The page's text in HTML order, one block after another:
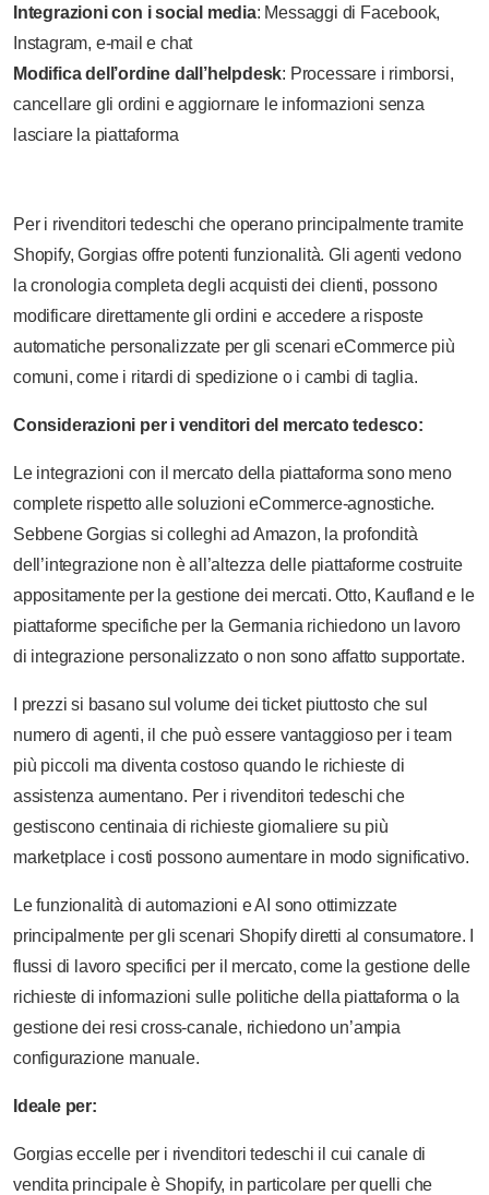
Integrazioni con i social media: Messaggi di Facebook,
Instagram, e-mail e chat
Modifica dell’ordine dall’helpdesk: Processare i rimborsi,
cancellare gli ordini e aggiornare le informazioni senza
lasciare la piattaforma
Per i rivenditori tedeschi che operano principalmente tramite
Shopify, Gorgias offre potenti funzionalità. Gli agenti vedono
la cronologia completa degli acquisti dei clienti, possono
modificare direttamente gli ordini e accedere a risposte
automatiche personalizzate per gli scenari eCommerce più
comuni, come i ritardi di spedizione o i cambi di taglia.
Considerazioni per i venditori del mercato tedesco:
Le integrazioni con il mercato della piattaforma sono meno
complete rispetto alle soluzioni eCommerce-agnostiche.
Sebbene Gorgias si colleghi ad Amazon, la profondità
dell’integrazione non è all’altezza delle piattaforme costruite
appositamente per la gestione dei mercati. Otto, Kaufland e le
piattaforme specifiche per la Germania richiedono un lavoro
di integrazione personalizzato o non sono affatto supportate.
I prezzi si basano sul volume dei ticket piuttosto che sul
numero di agenti, il che può essere vantaggioso per i team
più piccoli ma diventa costoso quando le richieste di
assistenza aumentano. Per i rivenditori tedeschi che
gestiscono centinaia di richieste giornaliere su più
marketplace i costi possono aumentare in modo significativo.
Le funzionalità di automazioni e AI sono ottimizzate
principalmente per gli scenari Shopify diretti al consumatore. I
flussi di lavoro specifici per il mercato, come la gestione delle
richieste di informazioni sulle politiche della piattaforma o la
gestione dei resi cross-canale, richiedono un’ampia
configurazione manuale.
Ideale per:
Gorgias eccelle per i rivenditori tedeschi il cui canale di
vendita principale è Shopify, in particolare per quelli che